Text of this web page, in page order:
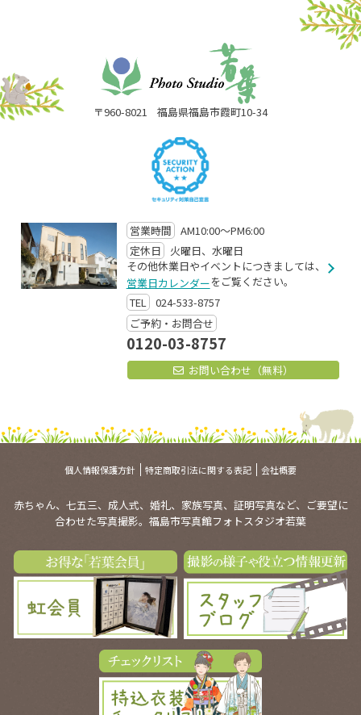
〒960-8021 福島県福島市霞町10-34
営業時間
AM10:00～PM6:00
定休日
火曜日、水曜日
その他休業日やイベントにつきましては、
営業日カレンダーをご覧ください。
TEL 024-533-8757
ご予約・お問合せ
0120-03-8757
お問い合わせ（無料）
個人情報保護方針 特定商取引法に関する表記 会社概要
赤ちゃん、七五三、成人式、婚礼、家族写真、証明写真など、ご要望に
合わせた写真撮影。福島市写真館フォトスタジオ若葉